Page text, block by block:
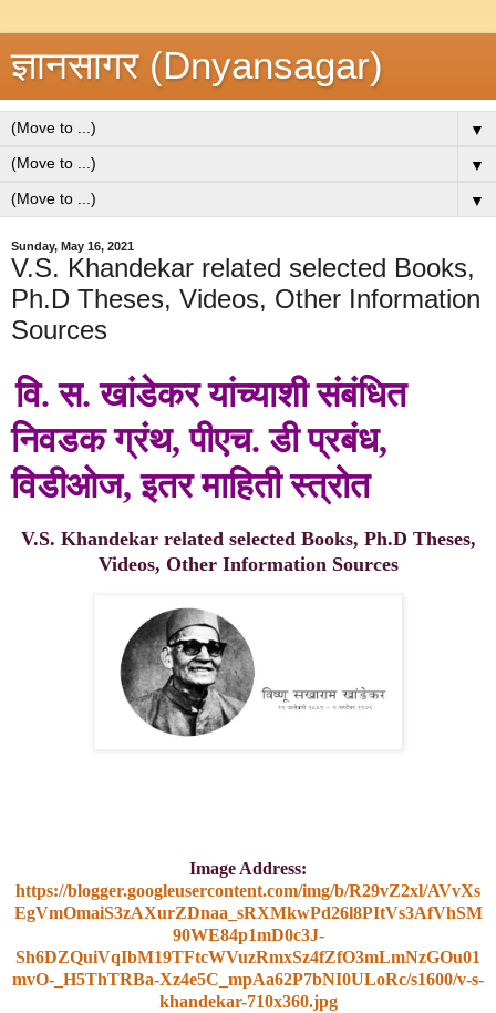
ज्ञानसागर (Dnyansagar)
▼
▼
▼
Sunday, May 16, 2021
V.S. Khandekar related selected Books,
Ph.D Theses, Videos, Other Information
Sources
वि. स. खांडेकरयांच्याशी संबंधित
निवडक ग्रंथ, पीएच. डी प्रबंध,
विडीओज, इतर माहिती स्त्रोत
V.S. Khandekar related selected Books, Ph.D Theses,
Videos, Other Information Sources
Image Address:
https://blogger.googleusercontent.com/img/b/R29vZ2xl/AVvXs
EgVmOmaiS3zAXurZDnaa_sRXMkwPd26l8PItVs3AfVhSM
90WE84p1mD0c3J-
Sh6DZQuiVqIbM19TFtcWVuzRmxSz4fZfO3mLmNzGOu01
mvO-_H5ThTRBa-Xz4e5C_mpAa62P7bNI0ULoRc/s1600/v-s-
khandekar-710x360.jpg